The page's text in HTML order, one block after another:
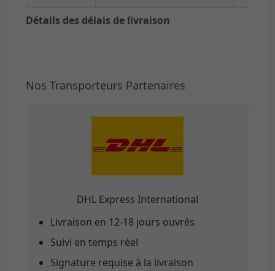
Détails des délais de livraison
Nos Transporteurs Partenaires
DHL Express International
Livraison en 12-18 jours ouvrés
Suivi en temps réel
Signature requise à la livraison